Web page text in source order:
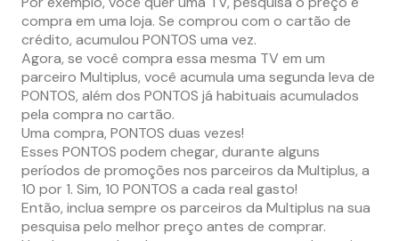
compra em uma loja. Se comprou com o cartão de
crédito, acumulou PONTOS uma vez.
Agora, se você compra essa mesma TV em um
parceiro Multiplus, você acumula uma segunda leva de
PONTOS, além dos PONTOS já habituais acumulados
pela compra no cartão.
Uma compra, PONTOS duas vezes!
Esses PONTOS podem chegar, durante alguns
períodos de promoções nos parceiros da Multiplus, a
10 por 1. Sim, 10 PONTOS a cada real gasto!
Então, inclua sempre os parceiros da Multiplus na sua
pesquisa pelo melhor preço antes de comprar.